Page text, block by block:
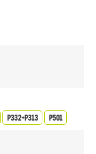
P332+P313 P501